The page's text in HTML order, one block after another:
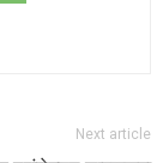
Next article